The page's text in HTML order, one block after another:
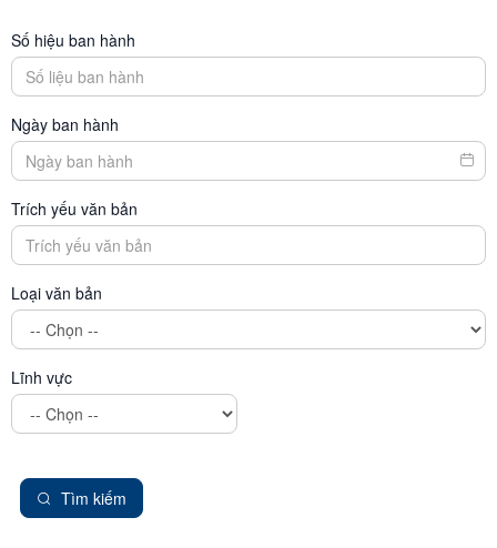
Số hiệu ban hành
Ngày ban hành
Trích yếu văn bản
Loại văn bản
Lĩnh vực
Tìm kiếm